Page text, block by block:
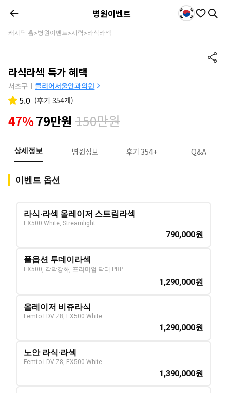
병원이벤트
캐시닥 홈>병원이벤트>시력 >라식라섹
라식라섹 특가 혜택
서초구 | 클리어서울안과의원
5.0 (후기 354개)
47%79만원 150만원
상세정보 병원정보 후기 354+ Q&A
이벤트 옵션
라식·라섹 올레이저 스트림라섹
EX500 White, Streamlight
790,000원
풀옵션 투데이라섹
EX500, 각막강화, 프리미엄 닥터 PRP
1,290,000원
올레이저 비쥬라식
Femto LDV Z8, EX500 White
1,290,000원
노안 라식·라섹
Femto LDV Z8, EX500 White
1,390,000원